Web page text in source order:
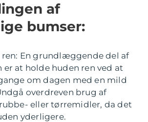
af
bumser:
ren: En grundlæggende del af
er at holde huden ren ved at
om dagen med en mild
overdreven brug af
eller tørremidler, da det
yderligere.